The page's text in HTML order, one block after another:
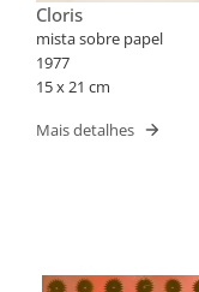
Cloris
mista sobre papel
1977
15 x 21 cm
Mais detalhes